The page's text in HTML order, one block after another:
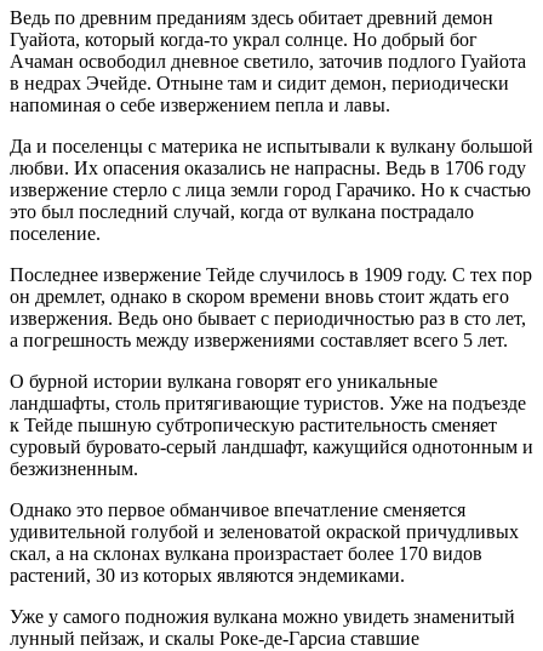
Ведь по древним преданиям здесь обитает древний демон
Гуайота, который когда-то украл солнце. Но добрый бог
Ачаман освободил дневное светило, заточив подлого Гуайота
в недрах Эчейде. Отныне там и сидит демон, периодически
напоминая о себе извержением пепла и лавы.
Да и поселенцы с материка не испытывали к вулкану большой
любви. Их опасения оказались не напрасны. Ведь в 1706 году
извержение стерло с лица земли город Гарачико. Но к счастью
это был последний случай, когда от вулкана пострадало
поселение.
Последнее извержение Тейде случилось в 1909 году. С тех пор
он дремлет, однако в скором времени вновь стоит ждать его
извержения. Ведь оно бывает с периодичностью раз в сто лет,
а погрешность между извержениями составляет всего 5 лет.
О бурной истории вулкана говорят его уникальные
ландшафты, столь притягивающие туристов. Уже на подъезде
к Тейде пышную субтропическую растительность сменяет
суровый буровато-серый ландшафт, кажущийся однотонным и
безжизненным.
Однако это первое обманчивое впечатление сменяется
удивительной голубой и зеленоватой окраской причудливых
скал, а на склонах вулкана произрастает более 170 видов
растений, 30 из которых являются эндемиками.
Уже у самого подножия вулкана можно увидеть знаменитый
лунный пейзаж, и скалы Роке-де-Гарсиа ставшие